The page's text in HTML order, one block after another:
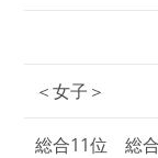
＜女子＞
総合11位 総